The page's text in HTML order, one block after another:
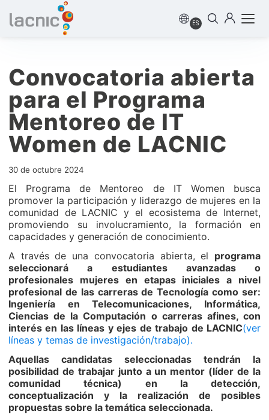
ES
Convocatoria abierta
para el Programa
Mentoreo de IT
Women de LACNIC
30 de octubre 2024
El Programa de Mentoreo de IT Women busca
promover la participación y liderazgo de mujeres en la
comunidad de LACNIC y el ecosistema de Internet,
promoviendo su involucramiento, la formación en
capacidades y generación de conocimiento.
A través de una convocatoria abierta, el programa
seleccionará a estudiantes avanzadas o
profesionales mujeres en etapas iniciales a nivel
profesional de las carreras de Tecnología como ser:
Ingeniería en Telecomunicaciones, Informática,
Ciencias de la Computación o carreras afines, con
interés en las líneas y ejes de trabajo de LACNIC(ver
líneas y temas de investigación/trabajo).
Aquellas candidatas seleccionadas tendrán la
posibilidad de trabajar junto a un mentor (líder de la
comunidad técnica) en la detección,
conceptualización y la realización de posibles
propuestas sobre la temática seleccionada.